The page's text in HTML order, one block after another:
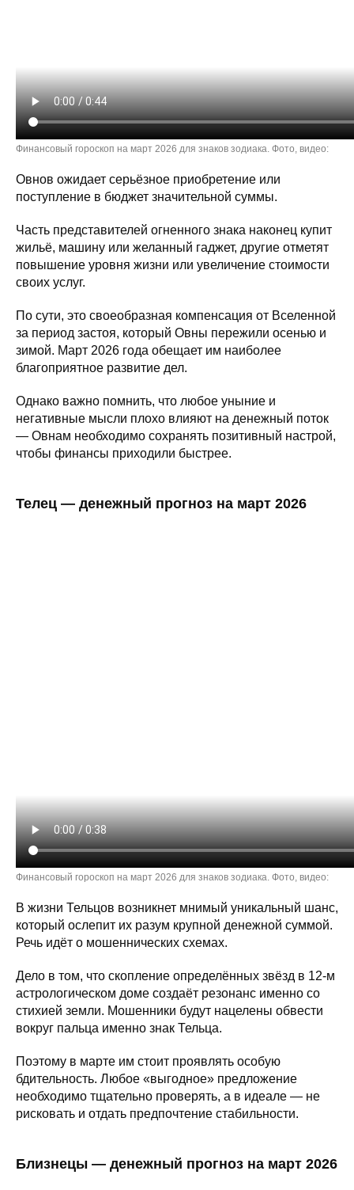
Финансовый гороскоп на март 2026 для знаков зодиака. Фото, видео:
Овнов ожидает серьёзное приобретение или
поступление в бюджет значительной суммы.
Часть представителей огненного знака наконец купит
жильё, машину или желанный гаджет, другие отметят
повышение уровня жизни или увеличение стоимости
своих услуг.
По сути, это своеобразная компенсация от Вселенной
за период застоя, который Овны пережили осенью и
зимой. Март 2026 года обещает им наиболее
благоприятное развитие дел.
Однако важно помнить, что любое уныние и
негативные мысли плохо влияют на денежный поток
— Овнам необходимо сохранять позитивный настрой,
чтобы финансы приходили быстрее.
Телец — денежный прогноз на март 2026
Финансовый гороскоп на март 2026 для знаков зодиака. Фото, видео:
В жизни Тельцов возникнет мнимый уникальный шанс,
который ослепит их разум крупной денежной суммой.
Речь идёт о мошеннических схемах.
Дело в том, что скопление определённых звёзд в 12-м
астрологическом доме создаёт резонанс именно со
стихией земли. Мошенники будут нацелены обвести
вокруг пальца именно знак Тельца.
Поэтому в марте им стоит проявлять особую
бдительность. Любое «выгодное» предложение
необходимо тщательно проверять, а в идеале — не
рисковать и отдать предпочтение стабильности.
Близнецы — денежный прогноз на март 2026